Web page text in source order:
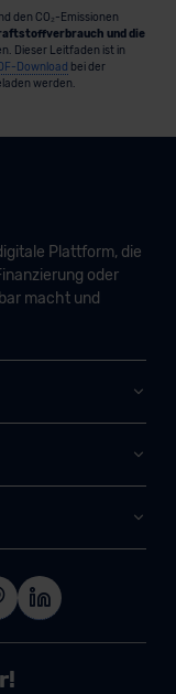
den CO₂-Emissionen
und die
Dieser Leitfaden ist in
Download bei der
werden.
Plattform, die
oder
macht und